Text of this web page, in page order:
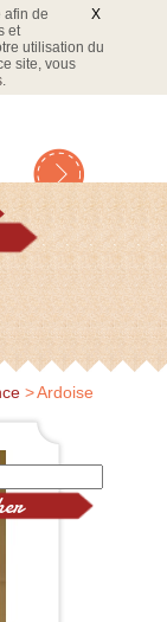
X
afin de
et
utilisation du
site, vous
.
>Ardoise